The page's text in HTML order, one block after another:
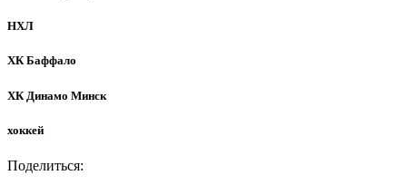
НХЛ
ХК Баффало
ХК Динамо Минск
хоккей
Поделиться: